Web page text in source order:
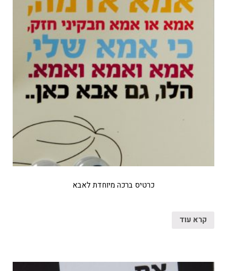
כרטיס ברכה מיוחדת לאבא
קרא עוד